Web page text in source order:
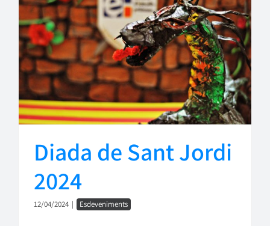
Diada de Sant Jordi
2024
12/04/2024 | Esdeveniments